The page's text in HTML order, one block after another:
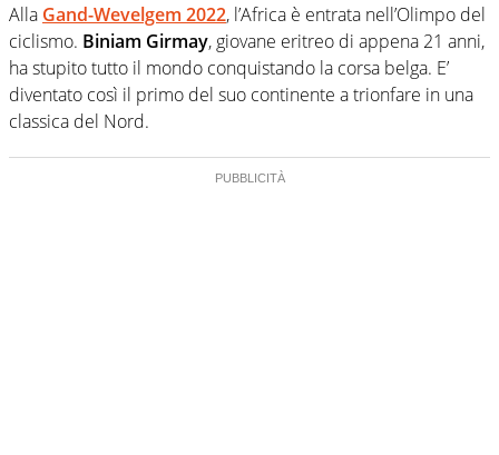
Alla Gand-Wevelgem 2022, l’Africa è entrata nell’Olimpo del
ciclismo. Biniam Girmay, giovane eritreo di appena 21 anni,
ha stupito tutto il mondo conquistando la corsa belga. E’
diventato così il primo del suo continente a trionfare in una
classica del Nord.